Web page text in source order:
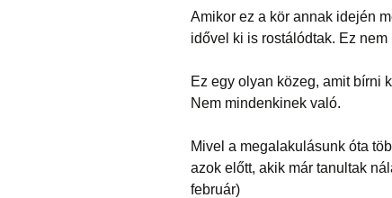
Amikor ez a kör annak idején
idővel ki is rostálódtak. Ez
Ez egy olyan közeg, amit bírni
Nem mindenkinek való.
Mivel a megalakulásunk óta
azok előtt, akik már tanultak
február)